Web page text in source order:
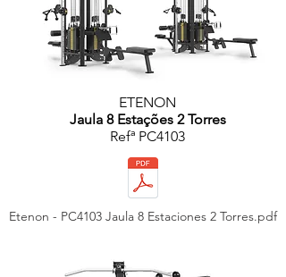
ETENON
Jaula 8 Estações 2 Torres
Refª PC4103
Etenon - PC4103 Jaula 8 Estaciones 2 Torres.pdf